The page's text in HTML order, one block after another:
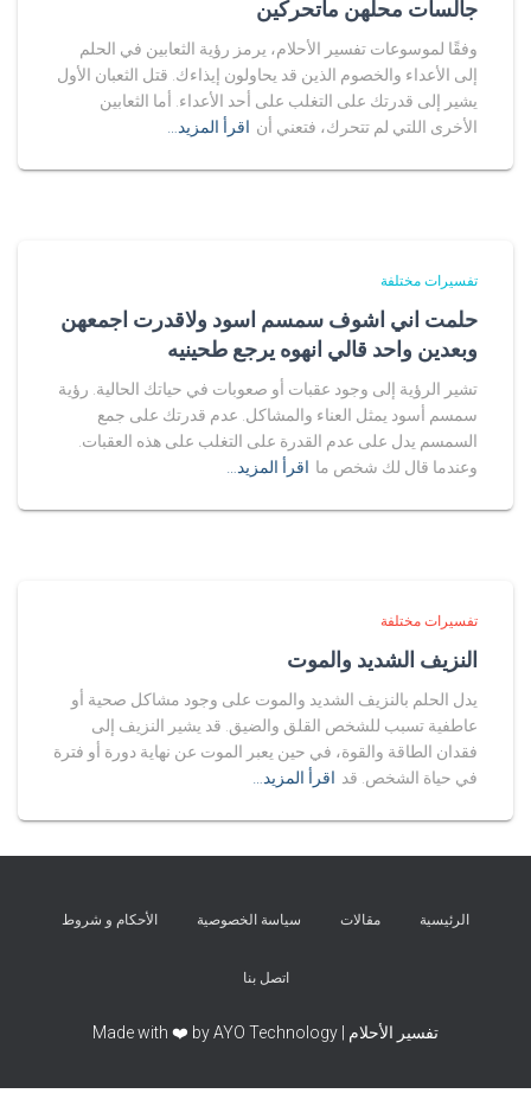
جالسات محلهن ماتحركين
وفقًا لموسوعات تفسير الأحلام، يرمز رؤية الثعابين في الحلم
إلى الأعداء والخصوم الذين قد يحاولون إيذاءك. قتل الثعبان الأول
يشير إلى قدرتك على التغلب على أحد الأعداء. أما الثعابين
الأخرى اللتي لم تتحرك، فتعني أن اقرأ المزيد…
تفسيرات مختلفة
حلمت اني اشوف سمسم اسود ولاقدرت اجمعهن
وبعدين واحد قالي انهوه يرجع طحينيه
تشير الرؤية إلى وجود عقبات أو صعوبات في حياتك الحالية. رؤية
سمسم أسود يمثل العناء والمشاكل. عدم قدرتك على جمع
السمسم يدل على عدم القدرة على التغلب على هذه العقبات.
وعندما قال لك شخص ما اقرأ المزيد…
تفسيرات مختلفة
النزيف الشديد والموت
يدل الحلم بالنزيف الشديد والموت على وجود مشاكل صحية أو
عاطفية تسبب للشخص القلق والضيق. قد يشير النزيف إلى
فقدان الطاقة والقوة، في حين يعبر الموت عن نهاية دورة أو فترة
في حياة الشخص. قد اقرأ المزيد…
الرئيسية مقالات سياسة الخصوصية الأحكام و شروط
اتصل بنا
تفسير الأحلام | Made with ❤️ by AYO Technology